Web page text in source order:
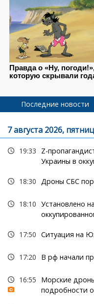
Последние новости
7 августа 2026,
19:33
Z-
Украины в
18:30 Дроны СБС
18:10 Установлено
17:50 Ситуация на
17:20 В рф начали
16:55
Морские
подробности